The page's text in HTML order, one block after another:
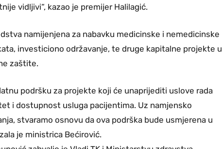
vidljivi“, kazao je premijer Halilagić.
namijenjena za nabavku medicinske i nemedicinske
investiciono održavanje, te druge kapitalne projekte u
zaštite.
podršku za projekte koji će unaprijediti uslove rada
i dostupnost usluga pacijentima. Uz namjensko
stvaramo osnovu da ova podrška bude usmjerena u
je ministrica Bećirović.